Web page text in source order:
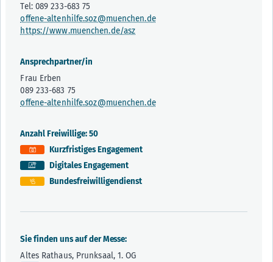
Tel: 089 233-683 75
offene-altenhilfe.soz@muenchen.de
https://www.muenchen.de/asz
Ansprechpartner/in
Frau Erben
089 233-683 75
offene-altenhilfe.soz@muenchen.de
Anzahl Freiwillige: 50
Kurzfristiges Engagement
Digitales Engagement
Bundesfreiwilligendienst
Sie finden uns auf der Messe:
Altes Rathaus, Prunksaal, 1. OG